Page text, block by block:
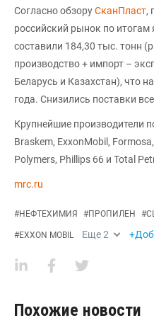
Согласно обзоруСканПласт,
российский рынок по итогам
составили 184,30 тыс. тонн
производство + импорт –
Беларусь и Казахстан), что
года. Снизились поставки
Крупнейшие производители
Braskem, ExxonMobil,
Polymers, Phillips 66 и Total
mrc.ru
#НЕФТЕХИМИЯ #ПРОПИЛЕН #
#EXXON MOBIL Еще2
Похожие новости